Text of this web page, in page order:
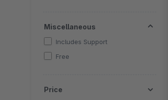
Miscellaneous
Includes Support
Free
Price